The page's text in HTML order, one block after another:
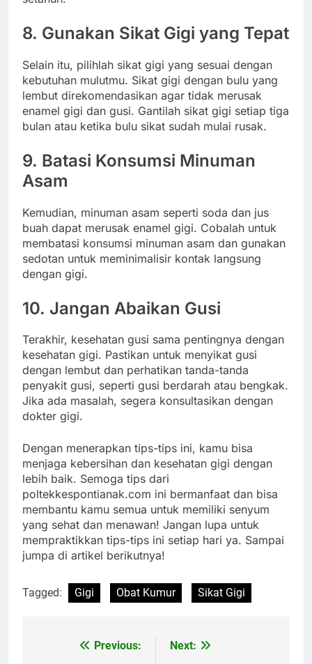
8. Gunakan Sikat Gigi yang Tepat
Selain itu, pilihlah sikat gigi yang sesuai dengan
kebutuhan mulutmu. Sikat gigi dengan bulu yang
lembut direkomendasikan agar tidak merusak
enamel gigi dan gusi. Gantilah sikat gigi setiap tiga
bulan atau ketika bulu sikat sudah mulai rusak.
9. Batasi Konsumsi Minuman
Asam
Kemudian, minuman asam seperti soda dan jus
buah dapat merusak enamel gigi. Cobalah untuk
membatasi konsumsi minuman asam dan gunakan
sedotan untuk meminimalisir kontak langsung
dengan gigi.
10. Jangan Abaikan Gusi
Terakhir, kesehatan gusi sama pentingnya dengan
kesehatan gigi. Pastikan untuk menyikat gusi
dengan lembut dan perhatikan tanda-tanda
penyakit gusi, seperti gusi berdarah atau bengkak.
Jika ada masalah, segera konsultasikan dengan
dokter gigi.
Dengan menerapkan tips-tips ini, kamu bisa
menjaga kebersihan dan kesehatan gigi dengan
lebih baik. Semoga tips dari
poltekkespontianak.com ini bermanfaat dan bisa
membantu kamu semua untuk memiliki senyum
yang sehat dan menawan! Jangan lupa untuk
mempraktikkan tips-tips ini setiap hari ya. Sampai
jumpa di artikel berikutnya!
Tagged: Gigi Obat Kumur Sikat Gigi
NavigasiPrevious:
Next: